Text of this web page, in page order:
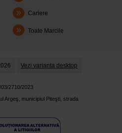
Cariere
Toate Marcile
Vezi varianta desktop
2710/2023
Argeş, municipiul Piteşti, strada